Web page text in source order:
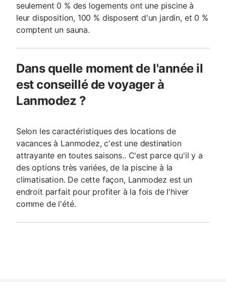
seulement 0 % des logements ont une piscine à
leur disposition, 100 % disposent d'un jardin, et 0 %
comptent un sauna.
Dans quelle moment de l'année il
est conseillé de voyager à
Lanmodez ?
Selon les caractéristiques des locations de
vacances à Lanmodez, c'est une destination
attrayante en toutes saisons.. C'est parce qu'il y a
des options très variées, de la piscine à la
climatisation. De cette façon, Lanmodez est un
endroit parfait pour profiter à la fois de l'hiver
comme de l'été.